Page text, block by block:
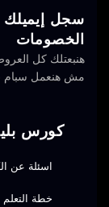
سجل إيميلك
الخصومات
هنبعتلك كل
مش هنعمل سبام
كورس
اسئلة عن
خطة التعلم